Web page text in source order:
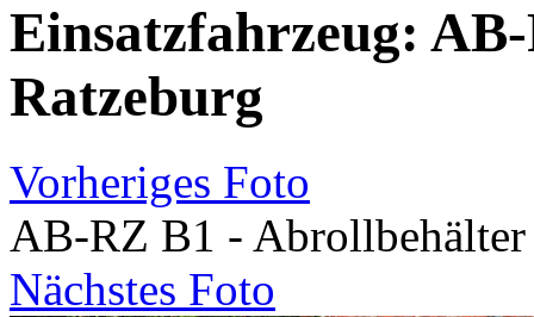
Einsatzfahrzeug:
Ratzeburg
Vorheriges Foto
AB-RZ B1 - Abrollbehälter
Nächstes Foto